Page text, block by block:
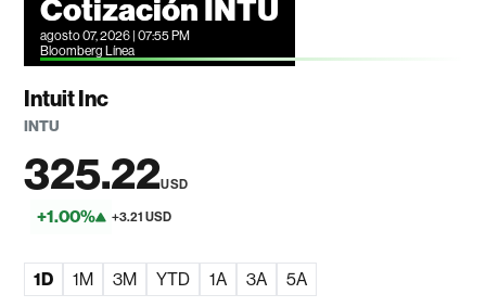
Cotización INTU
agosto 07, 2026 | 07:55 PM
Bloomberg Línea
Intuit Inc
INTU
325.22USD
+1.00% +3.21 USD
1D 1M 3M YTD 1A 3A 5A